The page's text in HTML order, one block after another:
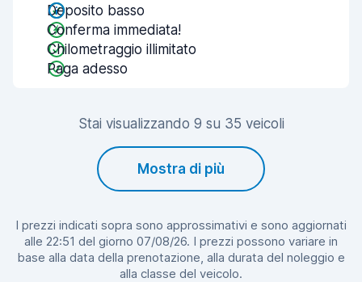
Deposito basso
Conferma immediata!
Chilometraggio illimitato
Paga adesso
Stai visualizzando 9 su 35 veicoli
Mostra di più
I prezzi indicati sopra sono approssimativi e sono aggiornati
alle 22:51 del giorno 07/08/26. I prezzi possono variare in
base alla data della prenotazione, alla durata del noleggio e
alla classe del veicolo.